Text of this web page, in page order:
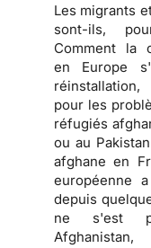
Les migrants
sont-ils,
Comment la
en Europe
pour les
réfugiés
ou au
afghane en
européenne
depuis
ne s'est